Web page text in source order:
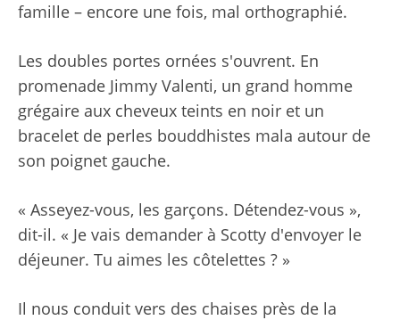
famille – encore une fois, mal orthographié.
Les doubles portes ornées s'ouvrent. En
promenade Jimmy Valenti, un grand homme
grégaire aux cheveux teints en noir et un
bracelet de perles bouddhistes mala autour de
son poignet gauche.
« Asseyez-vous, les garçons. Détendez-vous »,
dit-il. « Je vais demander à Scotty d'envoyer le
déjeuner. Tu aimes les côtelettes ? »
Il nous conduit vers des chaises près de la